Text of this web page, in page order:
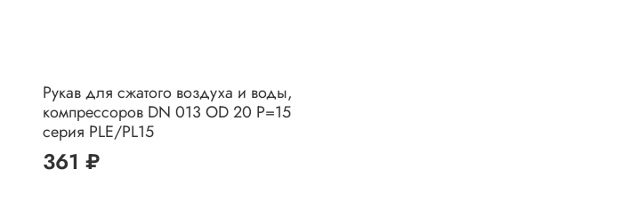
Рукав для сжатого воздуха и воды,
компрессоров DN 013 OD 20 P=15
серия PLE/PL15
361 ₽